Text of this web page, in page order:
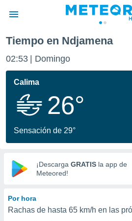
de
ha sido
calidad.
a este
las
y
digital
basada
Tiempo en Ndjamena
02:53 Domingo
Calima
26°
Sensación de 29°
¡Descarga GRATIS la app de
Meteored!
Por hora
Rachas de hasta 65 km/h en las